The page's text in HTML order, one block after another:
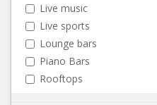
Live music
Live sports
Lounge bars
Piano Bars
Rooftops